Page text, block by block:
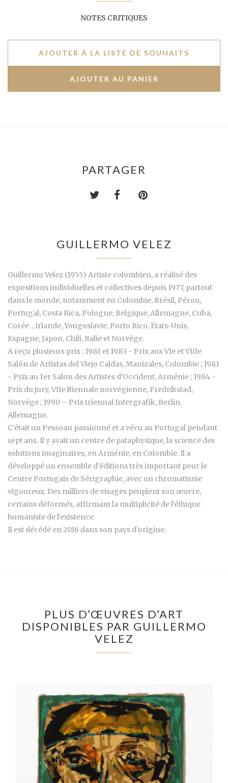
NOTES CRITIQUES
AJOUTER À LA LISTE DE SOUHAITS
PARTAGER
GUILLERMO VELEZ
Guillermo Velez (1955) Artiste colombien, a réalisé des
expositions individuelles et collectives depuis 1977, partout
dans le monde, notamment en Colombie, Brésil, Pérou,
Portugal, Costa Rica, Pologne, Belgique, Allemagne, Cuba,
Corée. , Irlande, Yougoslavie, Porto Rico, États-Unis,
Espagne, Japon, Chili, Italie et Norvège.
A reçu plusieurs prix : 1981 et 1983 - Prix aux VIe et VIIIe
Salón de Artistas del Viejo Caldas, Manizales, Colombie ; 1981
- Prix au 1er Salon des Artistes d'Occident, Arménie ; 1984 -
Prix du jury, VIIe Biennale norvégienne, Fredrikstad,
Norvège ; 1990 – Prix triennal Intergrafik, Berlin,
Allemagne.
C'était un Pessoan passionné et a vécu au Portugal pendant
sept ans. Il y avait un centre de pataphysique, la science des
solutions imaginaires, en Arménie, en Colombie. Il a
développé un ensemble d'éditions très important pour le
Centre Portugais de Sérigraphie, avec un chromatisme
vigoureux. Des milliers de visages peuplent son œuvre,
certains déformés, affirmant la multiplicité de l'éthique
humaniste de l'existence.
Il est décédé en 2016 dans son pays d'origine.
PLUS D’ŒUVRES D’ART
DISPONIBLES PAR GUILLERMO
VELEZ